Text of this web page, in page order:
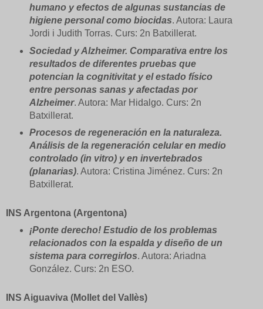
humano y efectos de algunas sustancias de
higiene personal como biocidas. Autora: Laura
Jordi i Judith Torras. Curs: 2n Batxillerat.
Sociedad y Alzheimer. Comparativa entre los
resultados de diferentes pruebas que
potencian la cognitivitat y el estado físico
entre personas sanas y afectadas por
Alzheimer. Autora: Mar Hidalgo. Curs: 2n
Batxillerat.
Procesos de regeneración en la naturaleza.
Análisis de la regeneración celular en medio
controlado (in vitro) y en invertebrados
(planarias). Autora: Cristina Jiménez. Curs: 2n
Batxillerat.
INS Argentona (Argentona)
¡Ponte derecho! Estudio de los problemas
relacionados con la espalda y diseño de un
sistema para corregirlos. Autora: Ariadna
González. Curs: 2n ESO.
INS Aiguaviva (Mollet del Vallès)